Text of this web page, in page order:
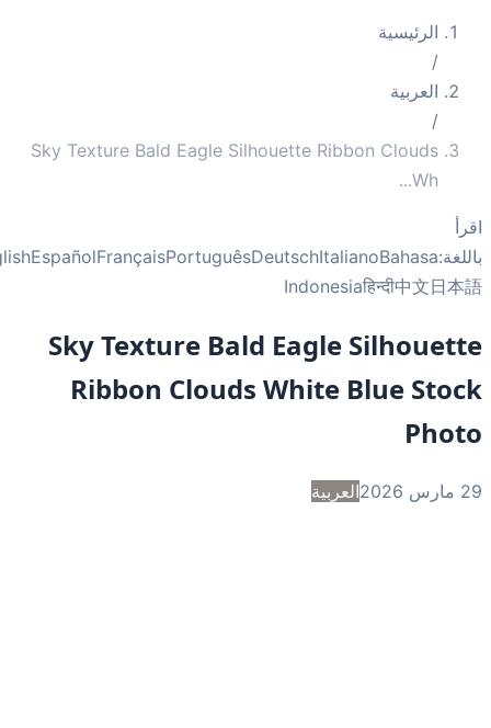
الرئيسية
العربية
Sky Texture Bald Eagle Silhouette Ribbon Clouds
...
EnglishEspañolFrançaisPortuguêsDeutschItalianoBahasa
Indonesiaहिन्दी中文日
Sky Texture Bald Eagle
Ribbon Clouds White Blue
العربية